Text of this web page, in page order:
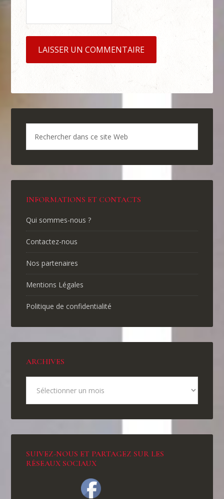
INFORMATIONS ET CONTACTS
Qui sommes-nous ?
Contactez-nous
Nos partenaires
Mentions Légales
Politique de confidentialité
ARCHIVES
SUIVEZ-NOUS ET PARTAGEZ SUR LES
RÉSEAUX SOCIAUX